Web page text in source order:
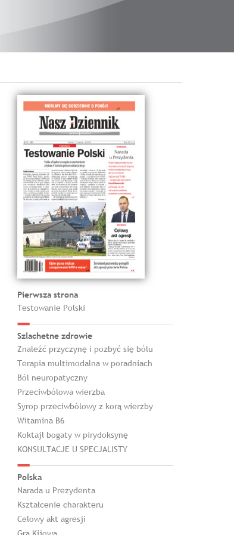
Pierwsza strona
Testowanie Polski
Szlachetne zdrowie
Znaleźć przyczynę i pozbyć się bólu
Terapia multimodalna w poradniach
Ból neuropatyczny
Przeciwbólowa wierzba
Syrop przeciwbólowy z korą wierzby
Witamina B6
Koktajl bogaty w pirydoksynę
KONSULTACJE U SPECJALISTY
Polska
Narada u Prezydenta
Kształcenie charakteru
Celowy akt agresji